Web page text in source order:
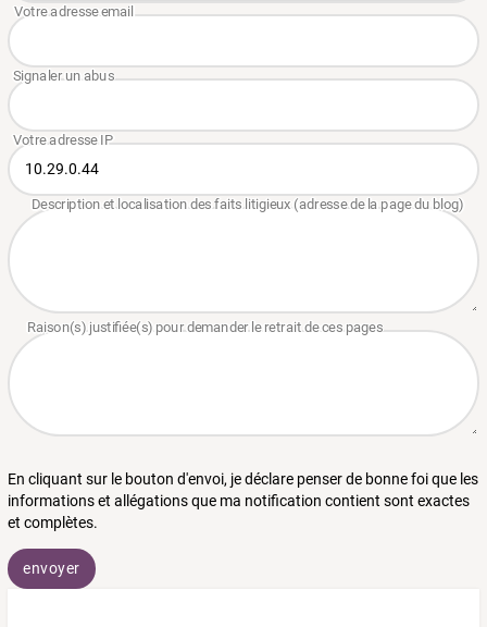
En cliquant sur le bouton d'envoi, je déclare penser de bonne foi que les
informations et allégations que ma notification contient sont exactes
et complètes.
envoyer